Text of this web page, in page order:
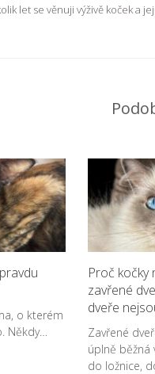
let se věnuji výživě koček a
o kterém
Někdy…
Proč kočky
zavřené
dveře
Zavřené
úplně běžná
do ložnice,